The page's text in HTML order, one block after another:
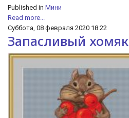
Published in Мини
Read more...
Суббота, 08 февраля 2020 18:22
Запасливый хомяк